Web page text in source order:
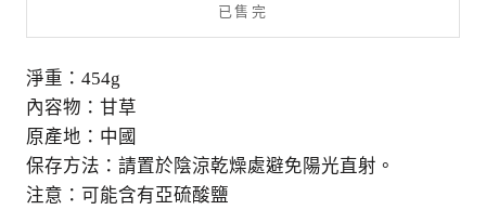
已售完
淨重：454g
內容物：甘草
原產地：中國
保存方法：請置於陰涼乾燥處避免陽光直射。
注意：可能含有亞硫酸鹽